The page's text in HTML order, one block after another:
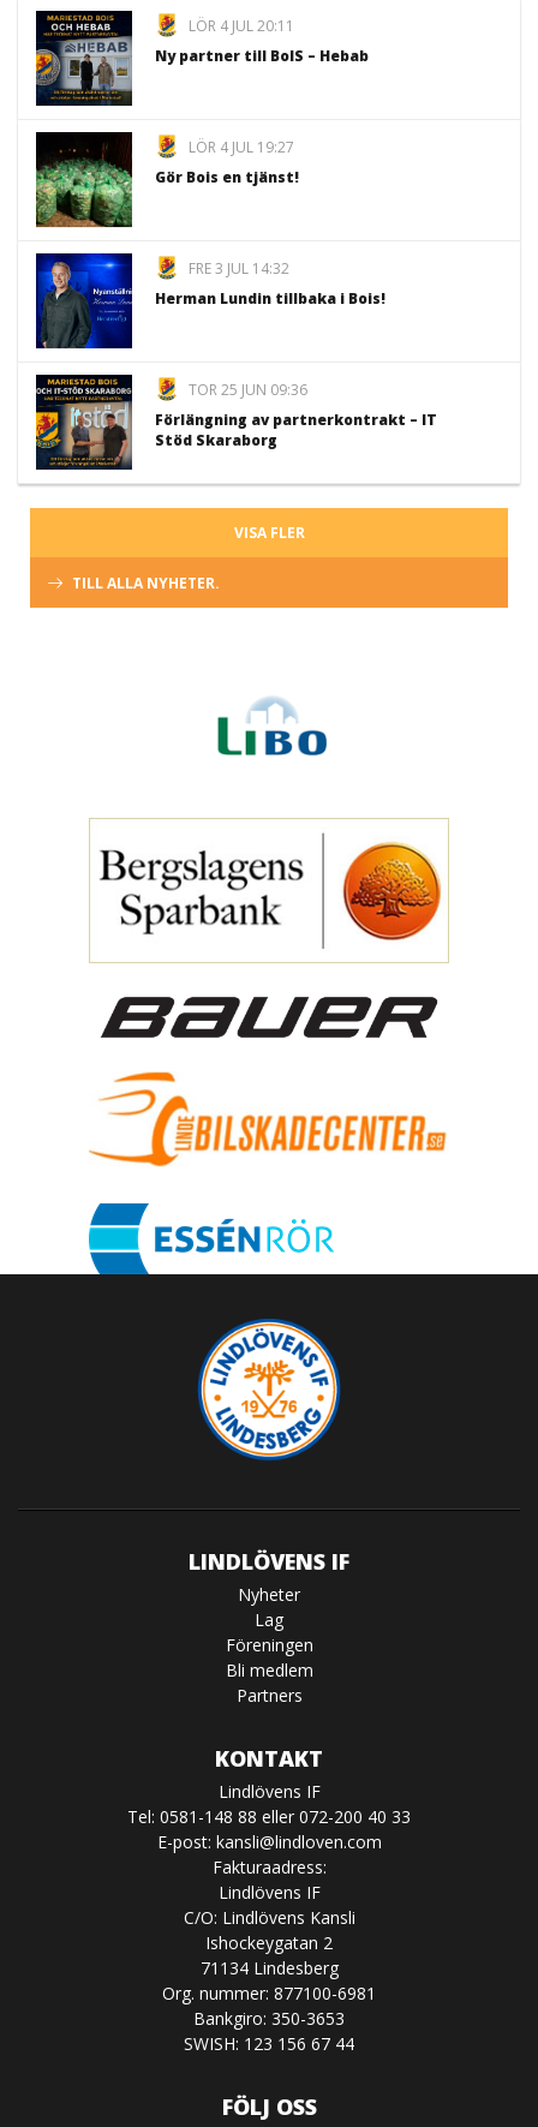
LÖR 4 JUL 20:11
Ny partner till BoIS – Hebab
LÖR 4 JUL 19:27
Gör Bois en tjänst!
FRE 3 JUL 14:32
Herman Lundin tillbaka i Bois!
TOR 25 JUN 09:36
Förlängning av partnerkontrakt – IT
Stöd Skaraborg
VISA FLER
TILL ALLA NYHETER.
LINDLÖVENS IF
Nyheter
Lag
Föreningen
Bli medlem
Partners
KONTAKT
Lindlövens IF
Tel: 0581-148 88 eller 072-200 40 33
E-post: kansli@lindloven.com
Fakturaadress:
Lindlövens IF
C/O: Lindlövens Kansli
Ishockeygatan 2
71134 Lindesberg
Org. nummer: 877100-6981
Bankgiro: 350-3653
SWISH: 123 156 67 44
FÖLJ OSS